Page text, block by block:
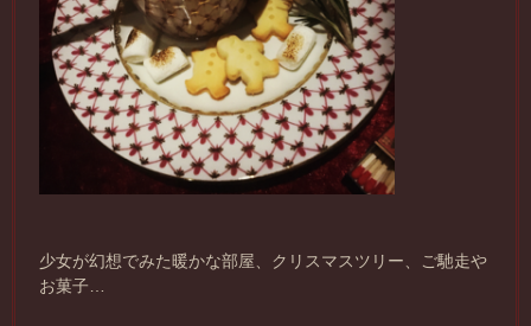
少女が幻想でみた暖かな部屋、クリスマスツリー、ご馳走や
お菓子…